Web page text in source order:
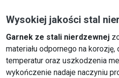
Wysokiej jakości stal
Garnek ze stali nierdzewnej
materiału odpornego na korozję,
temperatur oraz uszkodzenia
wykończenie nadaje naczyniu